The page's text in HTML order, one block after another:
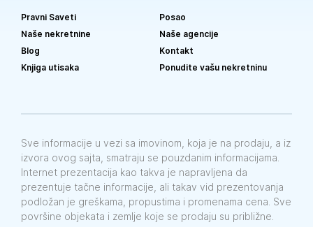
Pravni Saveti
Posao
Naše nekretnine
Naše agencije
Blog
Kontakt
Knjiga utisaka
Ponudite vašu nekretninu
Sve informacije u vezi sa imovinom, koja je na prodaju, a iz
izvora ovog sajta, smatraju se pouzdanim informacijama.
Internet prezentacija kao takva je napravljena da
prezentuje tačne informacije, ali takav vid prezentovanja
podložan je greškama, propustima i promenama cena. Sve
površine objekata i zemlje koje se prodaju su približne.